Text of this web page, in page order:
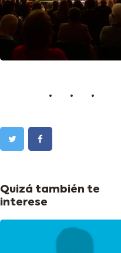
Quizá también te
interese